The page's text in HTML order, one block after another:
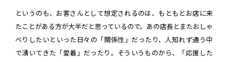
というのも、お客さんとして想定されるのは、もともとお店に来
たことがある方が大半だと思っているので。あの店長とまたおしゃ
べりしたいといった日々の「関係性」だったり、人知れず通う中
で湧いてきた「愛着」だったり。そういうものから、「応援した